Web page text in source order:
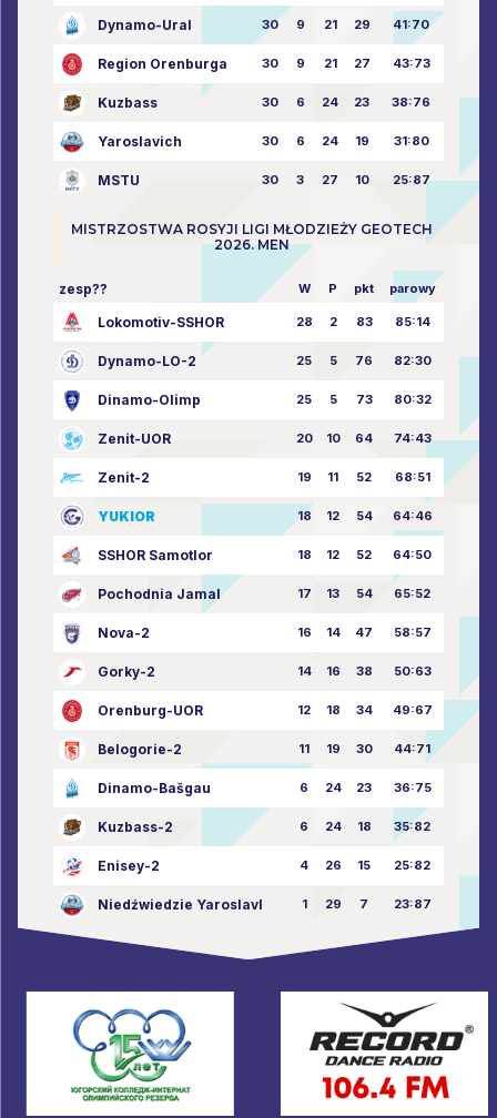
Dynamo-Ural 30 9 21 29 41:70
Region Orenburga 30 9 21 27 43:73
Kuzbass 30 6 24 23 38:76
Yaroslavich 30 6 24 19 31:80
MSTU 30 3 27 10 25:87
MISTRZOSTWA ROSYJI LIGI MŁODZIEŻY GEOTECH
2026. MEN
zesp?? W P pkt parowy
Lokomotiv-SSHOR 28 2 83 85:14
Dynamo-LO-2 25 5 76 82:30
Dinamo-Olimp 25 5 73 80:32
Zenit-UOR 20 10 64 74:43
Zenit-2 19 11 52 68:51
YUKIOR 18 12 54 64:46
SSHOR Samotlor 18 12 52 64:50
Pochodnia Jamal 17 13 54 65:52
Nova-2 16 14 47 58:57
Gorky-2 14 16 38 50:63
Orenburg-UOR 12 18 34 49:67
Belogorie-2 11 19 30 44:71
Dinamo-Bašgau 6 24 23 36:75
Kuzbass-2 6 24 18 35:82
Enisey-2 4 26 15 25:82
Niedźwiedzie Yaroslavl 1 29 7 23:87